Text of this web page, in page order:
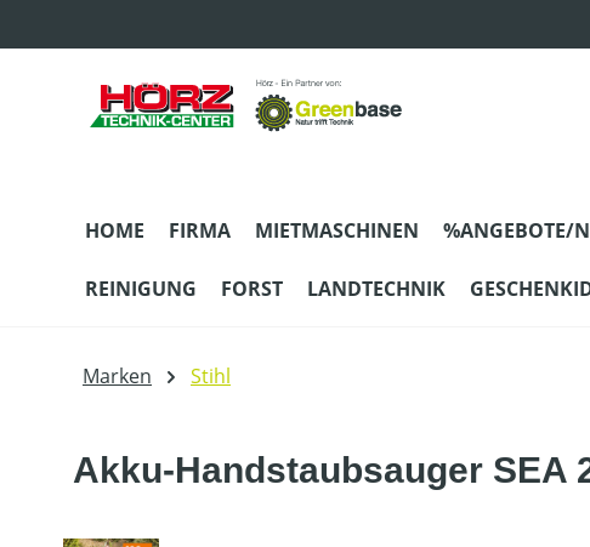
HOME FIRMA MIETMASCHINEN %ANGEBOTE/
REINIGUNG FORST LANDTECHNIK
Marken Stihl
Akku-Handstaubsauger SEA